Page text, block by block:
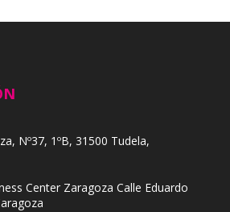
Nº37, 1ºB, 31500 Tudela,
Center Zaragoza Calle Eduardo